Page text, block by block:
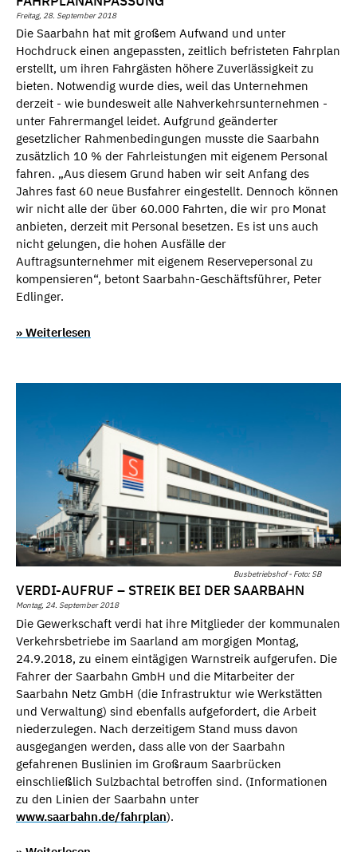
Freitag, 28. September 2018
Die Saarbahn hat mit großem Aufwand und unter
Hochdruck einen angepassten, zeitlich befristeten Fahrplan
erstellt, um ihren Fahrgästen höhere Zuverlässigkeit zu
bieten. Notwendig wurde dies, weil das Unternehmen
derzeit - wie bundesweit alle Nahverkehrsunternehmen -
unter Fahrermangel leidet. Aufgrund geänderter
gesetzlicher Rahmenbedingungen musste die Saarbahn
zusätzlich 10 % der Fahrleistungen mit eigenem Personal
fahren. „Aus diesem Grund haben wir seit Anfang des
Jahres fast 60 neue Busfahrer eingestellt. Dennoch können
wir nicht alle der über 60.000 Fahrten, die wir pro Monat
anbieten, derzeit mit Personal besetzen. Es ist uns auch
nicht gelungen, die hohen Ausfälle der
Auftragsunternehmer mit eigenem Reservepersonal zu
kompensieren“, betont Saarbahn-Geschäftsführer, Peter
Edlinger.
» Weiterlesen
Busbetriebshof - Foto: SB
VERDI-AUFRUF – STREIK BEI DER SAARBAHN
Montag, 24. September 2018
Die Gewerkschaft verdi hat ihre Mitglieder der kommunalen
Verkehrsbetriebe im Saarland am morgigen Montag,
24.9.2018, zu einem eintägigen Warnstreik aufgerufen. Die
Fahrer der Saarbahn GmbH und die Mitarbeiter der
Saarbahn Netz GmbH (die Infrastruktur wie Werkstätten
und Verwaltung) sind ebenfalls aufgefordert, die Arbeit
niederzulegen. Nach derzeitigem Stand muss davon
ausgegangen werden, dass alle von der Saarbahn
gefahrenen Buslinien im Großraum Saarbrücken
einschließlich Sulzbachtal betroffen sind. (Informationen
zu den Linien der Saarbahn unter
www.saarbahn.de/fahrplan).